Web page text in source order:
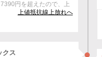
円を超えたので、上
上値抵抗線上放れへ
クス